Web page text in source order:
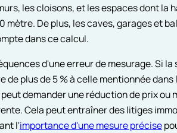
les cloisons, et les espaces dont la
mètre. De plus, les caves, garages et
dans ce calcul.
d'une erreur de mesurage. Si
de plus de 5 % à celle mentionnée dans
demander une réduction de prix ou
Cela peut entraîner des litiges
l'importance d'une mesure précise